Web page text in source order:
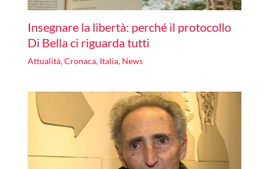
Insegnare la libertà: perché il protocollo
Di Bella ci riguarda tutti
Attualità,Cronaca, Italia, News